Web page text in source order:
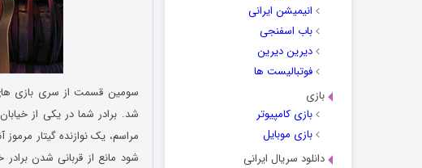
انیمیشن ایرانی
باب اسفنجی
دیرین دیرین
فوتبالیست ها
بازی
بازی کامپیوتر
بازی موبایل
دانلود سریال ایرانی
سومین قسمت از سری بازی
شد. برادر شما در یکی از
مراسم، یک نوازنده گیتار
شود مانع از قربانی شدن